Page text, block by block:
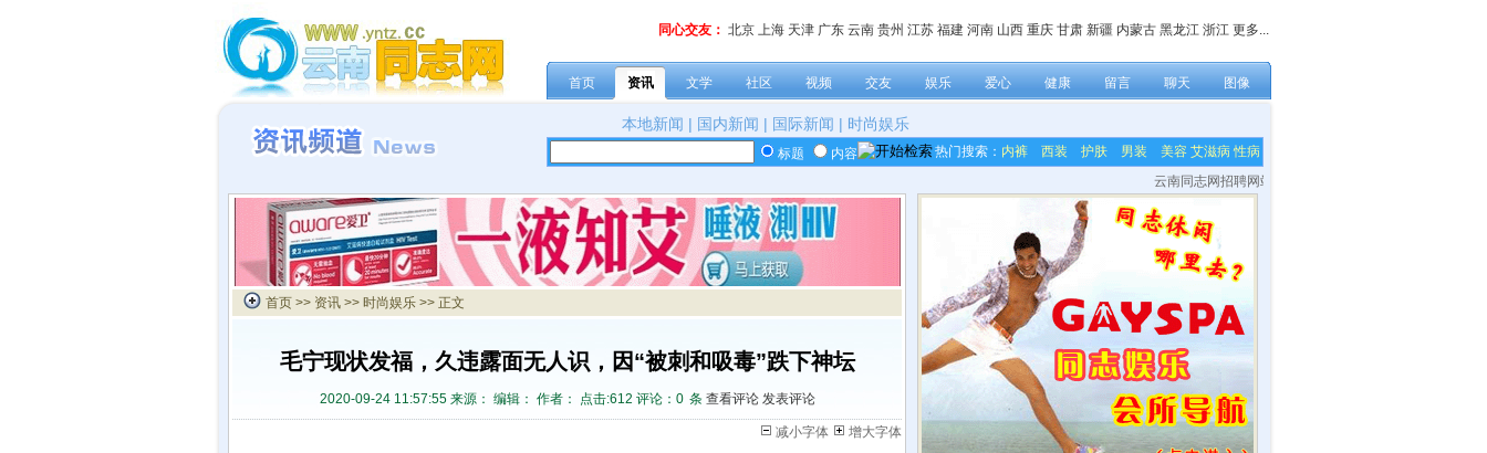
同心交友： 北京 上海 天津 广东 云南 贵州 江苏 福建 河南 山西 重庆 甘肃 新疆 内蒙古 黑龙江 浙江 更多...
首页 资讯 文学 社区 视频 交友 娱乐 爱心 健康 留言 聊天 图像
本地新闻 | 国内新闻 | 国际新闻 | 时尚娱乐
标题 内容 热门搜索： 内裤 西装 护肤 男装 美容 艾滋病 性病
云南同志网招聘网站各栏目内容编辑，网站技术及美工等
首页 >> 资讯 >> 时尚娱乐 >> 正文
毛宁现状发福，久违露面无人识，因“被刺和吸毒”跌下神坛
2020-09-24 11:57:55 来源： 编辑： 作者： 点击:612 评论： 0 条 查看评论 发表评论
减小字体 增大字体